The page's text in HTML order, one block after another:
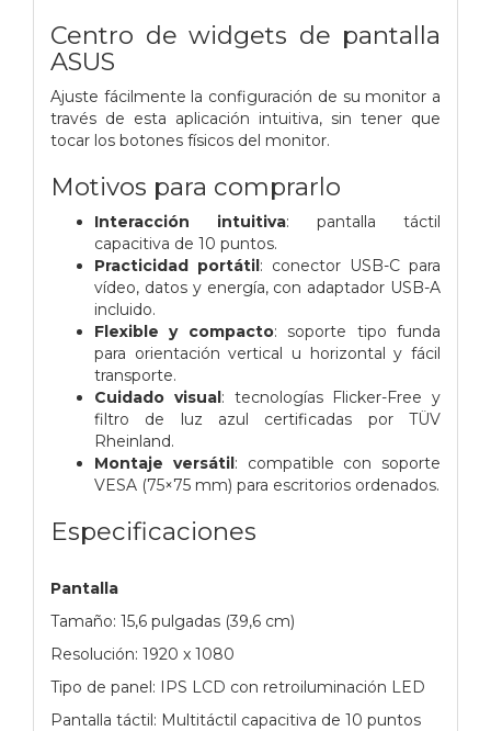
Centro de widgets de pantalla
ASUS
Ajuste fácilmente la configuración de su monitor a
través de esta aplicación intuitiva, sin tener que
tocar los botones físicos del monitor.
Motivos para comprarlo
Interacción intuitiva: pantalla táctil
capacitiva de 10 puntos.
Practicidad portátil: conector USB-C para
vídeo, datos y energía, con adaptador USB-A
incluido.
Flexible y compacto: soporte tipo funda
para orientación vertical u horizontal y fácil
transporte.
Cuidado visual: tecnologías Flicker-Free y
filtro de luz azul certificadas por TÜV
Rheinland.
Montaje versátil: compatible con soporte
VESA (75×75 mm) para escritorios ordenados.
Especificaciones
Pantalla
Tamaño: 15,6 pulgadas (39,6 cm)
Resolución: 1920 x 1080
Tipo de panel: IPS LCD con retroiluminación LED
Pantalla táctil: Multitáctil capacitiva de 10 puntos